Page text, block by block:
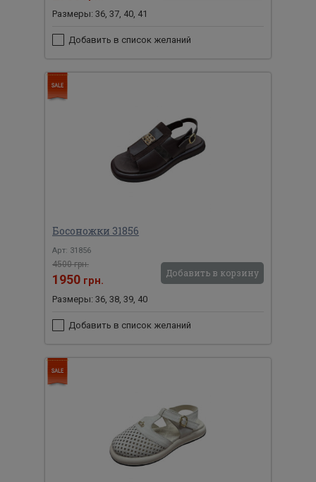
Размеры: 36, 37, 40, 41
Добавить в список желаний
Босоножки 31856
Арт: 31856
4500 грн.
1950 грн.
Добавить в корзину
Размеры: 36, 38, 39, 40
Добавить в список желаний